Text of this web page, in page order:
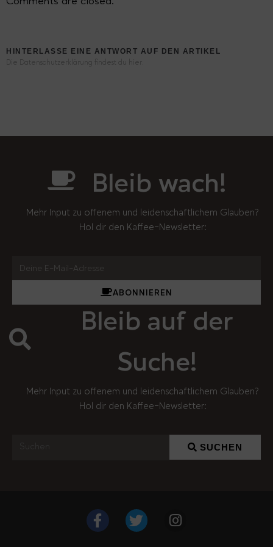
HINTERLASSE EINE ANTWORT AUF DEN ARTIKEL
Die Datenschutzerklärung findest du hier.
Bleib wach!
Mehr Input zu offenem und leidenschaftlichem Glauben?
Hol dir den Kaffee-Newsletter:
ABONNIEREN
Bleib auf der
Suche!
Mehr Input zu offenem und leidenschaftlichem Glauben?
Hol dir den Kaffee-Newsletter:
SUCHEN